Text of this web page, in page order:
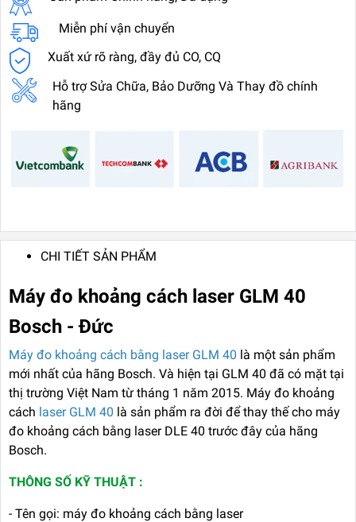
Miễn phí vận chuyển
Xuất xứ rõ ràng, đầy đủ CO, CQ
Hỗ trợ Sửa Chữa, Bảo Dưỡng Và Thay đồ chính
hãng
CHI TIẾT SẢN PHẨM
Máy đo khoảng cách laser GLM 40
Bosch - Đức
Máy đo khoảng cách bằng laser GLM 40 là một sản phẩm
mới nhất của hãng Bosch. Và hiện tại GLM 40 đã có mặt tại
thị trường Việt Nam từ tháng 1 năm 2015. Máy đo khoảng
cách laser GLM 40 là sản phẩm ra đời để thay thế cho máy
đo khoảng cách bằng laser DLE 40 trước đây của hãng
Bosch.
THÔNG SỐ KỸ THUẬT :
- Tên gọi: máy đo khoảng cách bằng laser